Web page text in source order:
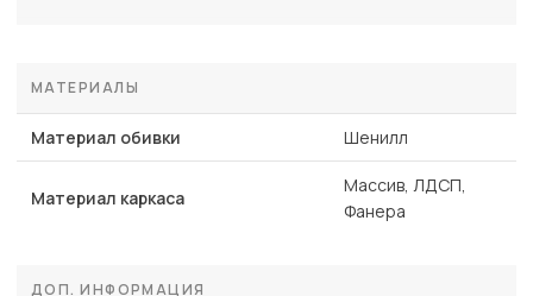
МАТЕРИАЛЫ
Материал обивки Шенилл
Материал каркаса
Массив, ЛДСП,
Фанера
ДОП. ИНФОРМАЦИЯ